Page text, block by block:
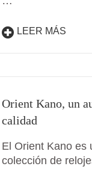
LEER MÁS
Orient Kano, un
calidad
El Orient Kano es
colección de